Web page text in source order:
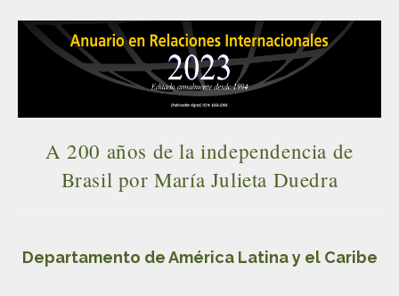
A 200 años de la independencia de
Brasil por María Julieta Duedra
Departamento de América Latina y el Caribe